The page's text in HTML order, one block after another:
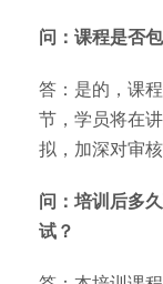
问：课程是否
答：是的，课
节，学员将在
拟，加深对审
问：培训后多
试？